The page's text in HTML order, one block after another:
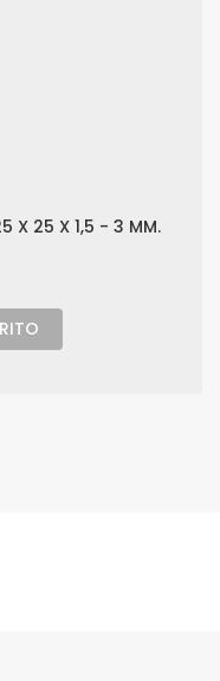
X 25 X 1,5 - 3 MM.